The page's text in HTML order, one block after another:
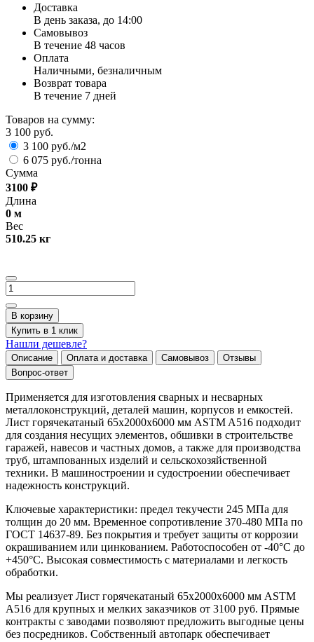
Доставка
В день заказа, до 14:00
Самовывоз
В течение 48 часов
Оплата
Наличными, безналичным
Возврат товара
В течение 7 дней
Товаров на сумму:
3 100 руб.
3 100 руб./м2
6 075 руб./тонна
Сумма
3100 ₽
Длина
0 м
Вес
510.25 кг
В корзину
Купить в 1 клик
Нашли дешевле?
Описание Оплата и доставка Самовывоз
Отзывы
Вопрос-ответ
Применяется для изготовления сварных и несварных
металлоконструкций, деталей машин, корпусов и емкостей.
Лист горячекатаный 65х2000х6000 мм ASTM A516 подходит
для создания несущих элементов, обшивки в строительстве
гаражей, навесов и частных домов, а также для производства
труб, штампованных изделий и сельскохозяйственной
техники. В машиностроении и судостроении обеспечивает
надежность конструкций.
Ключевые характеристики: предел текучести 245 МПа для
толщин до 20 мм. Временное сопротивление 370-480 МПа по
ГОСТ 14637-89. Без покрытия и требует защиты от коррозии
окрашиванием или цинкованием. Работоспособен от -40°C до
+450°C. Высокая совместимость с материалами и легкость
обработки.
Мы реализует Лист горячекатаный 65х2000х6000 мм ASTM
A516 для крупных и мелких заказчиков от 3100 руб. Прямые
контракты с заводами позволяют предложить выгодные цены
без посредников. Собственный автопарк обеспечивает